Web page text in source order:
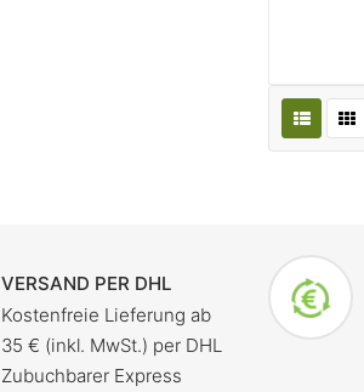
VERSAND PER DHL
Kostenfreie Lieferung ab
35 € (inkl. MwSt.) per DHL
Zubuchbarer Express